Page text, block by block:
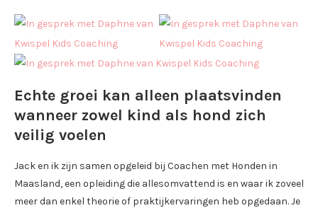
Echte groei kan alleen plaatsvinden
wanneer zowel kind als hond zich
veilig voelen
Jack en ik zijn samen opgeleid bij Coachen met Honden in
Maasland, een opleiding die allesomvattend is en waar ik zoveel
meer dan enkel theorie of praktijkervaringen heb opgedaan. Je